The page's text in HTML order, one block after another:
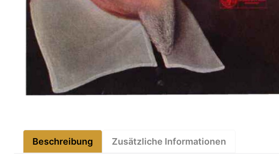
Beschreibung Zusätzliche Informationen